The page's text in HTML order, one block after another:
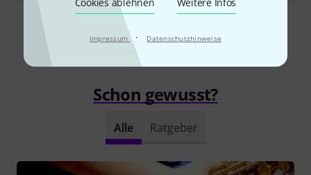
Impressum · Datenschutzhinweise
Alle Bewertungen lesen
Schon gewusst?
Alle Ratgeber